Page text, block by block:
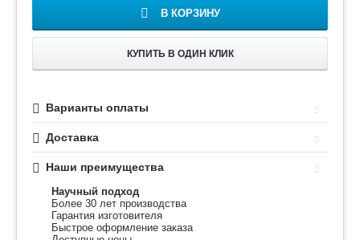
В КОРЗИНУ
КУПИТЬ В ОДИН КЛИК
Варианты оплаты
Доставка
Наши преимущества
Научный подход
Более 30 лет производства
Гарантия изготовителя
Быстрое оформление заказа